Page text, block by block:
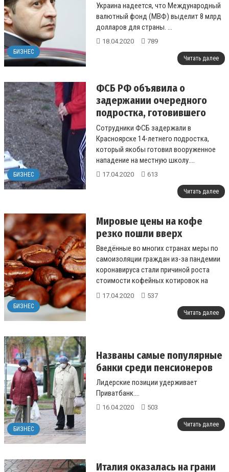
БИЗНЕС
Украина надеется, что Международный
валютный фонд (МВФ) выделит 8 млрд
долларов для страны. ...
18.04.2020 789
Читать далее
БИЗНЕС
ФСБ РФ объявила о
задержании очередного
подростка, готовившего
нападение на школу
Сотрудники ФСБ задержали в
Красноярске 14-летнего подростка,
который якобы готовил вооруженное
нападение на местную школу....
17.04.2020 613
Читать далее
БИЗНЕС
Мировые цены на кофе
резко пошли вверх
Введённые во многих странах меры по
самоизоляции граждан из-за пандемии
коронавируса стали причиной роста
стоимости кофейных котировок на
мировых биржах. Об этом сообщает
17.04.2020 537
Читать далее
БИЗНЕС
Названы самые популярные
банки среди пенсионеров
Лидерские позиции удерживает
Приватбанк....
16.04.2020 503
Читать далее
Италия оказалась на грани